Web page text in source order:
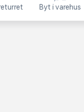
Byt i varehus